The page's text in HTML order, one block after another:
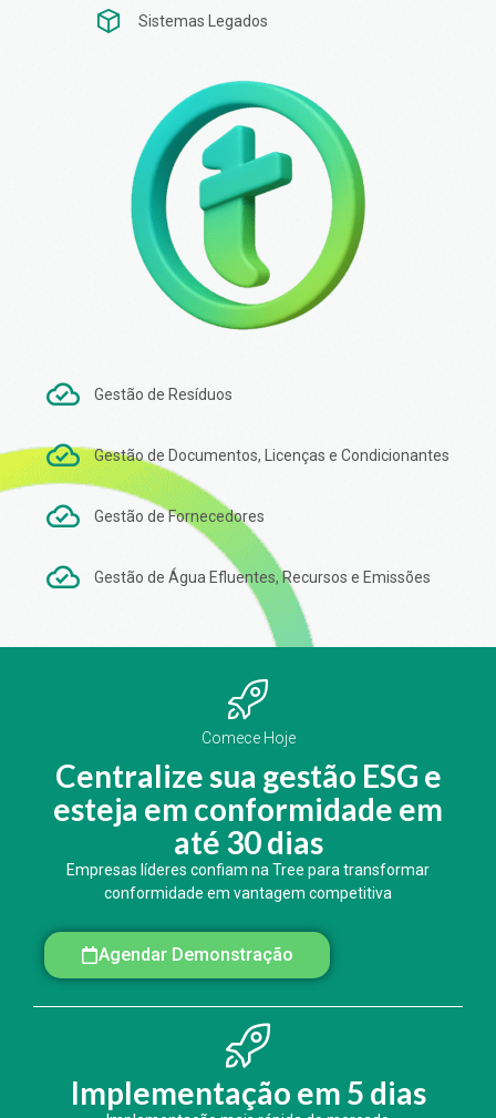
Sistemas Legados
Gestão de Resíduos
Gestão de Documentos, Licenças e Condicionantes
Gestão de Fornecedores
Gestão de Água Efluentes, Recursos e Emissões
Comece Hoje
Centralize sua gestão ESG e
esteja em conformidade em
até 30 dias
Empresas líderes confiam na Tree para transformar
conformidade em vantagem competitiva
Agendar Demonstração
Implementação em 5 dias